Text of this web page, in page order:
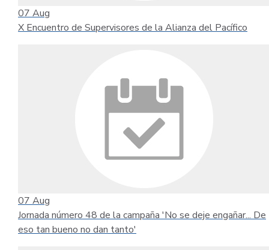
07 Aug
X Encuentro de Supervisores de la Alianza del Pacífico
07 Aug
Jornada número 48 de la campaña 'No se deje engañar... De
eso tan bueno no dan tanto'